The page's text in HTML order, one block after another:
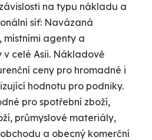
na typu nákladu a
síť: Navázaná
místními agenty a
celé Asii. Nákladově
ceny pro hromadné i
hodnotu pro podniky.
pro spotřební zboží,
průmyslové materiály,
a obecný komerční